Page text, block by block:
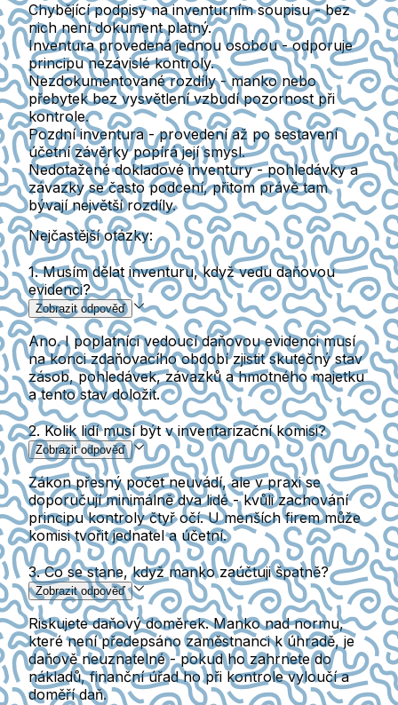
Chybějící podpisyna inventurním soupisu - bez
nich není dokument platný.
Inventura provedená jednou osobou- odporuje
principu nezávislé kontroly.
Nezdokumentované rozdíly- manko nebo
přebytek bez vysvětlení vzbudí pozornost při
kontrole.
Pozdní inventura- provedení až po sestavení
účetní závěrky popírá její smysl.
Nedotažené dokladové inventury- pohledávky a
závazky se často podcení, přitom právě tam
bývají největší rozdíly.
Nejčastější otázky:
1. Musím dělat inventuru, když vedu daňovou
evidenci?
Zobrazit odpověď
Ano. I poplatníci vedoucí daňovou evidenci musí
na konci zdaňovacího období zjistit skutečný stav
zásob, pohledávek, závazků a hmotného majetku
a tento stav doložit.
2. Kolik lidí musí být v inventarizační komisi?
Zobrazit odpověď
Zákon přesný počet neuvádí, ale v praxi se
doporučují minimálně dva lidé - kvůli zachování
principu kontroly čtyř očí. U menších firem může
komisi tvořit jednatel a účetní.
3. Co se stane, když manko zaúčtuji špatně?
Zobrazit odpověď
Riskujete daňový doměrek. Manko nad normu,
které není předepsáno zaměstnanci k úhradě, je
daňově neuznatelné - pokud ho zahrnete do
nákladů, finanční úřad ho při kontrole vyloučí a
doměří daň.